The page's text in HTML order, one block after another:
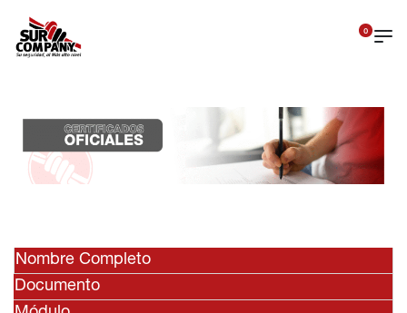
0
Nombre Completo
Documento